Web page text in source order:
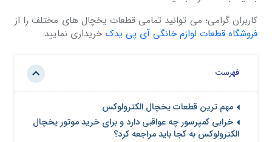
کاربران گرامی؛ می توانید تمامی قطعات یخچال های مختلف را از
فروشگاه قطعات لوازم خانگی آی پی یدک خریداری نمایید.
فهرست
مهم ترین قطعات یخچال الکترولوکس
خرابی کمپرسور چه عواقبی دارد و برای خرید موتور یخچال
الکترولوکس به کجا باید مراجعه کرد؟